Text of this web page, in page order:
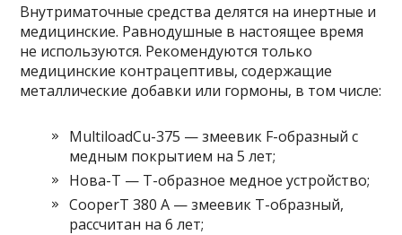
Внутриматочные средства делятся на инертные и
медицинские. Равнодушные в настоящее время
не используются. Рекомендуются только
медицинские контрацептивы, содержащие
металлические добавки или гормоны, в том числе:
MultiloadCu-375 — змеевик F-образный с
медным покрытием на 5 лет;
Нова-Т — Т-образное медное устройство;
CooperT 380 A — змеевик Т-образный,
рассчитан на 6 лет;